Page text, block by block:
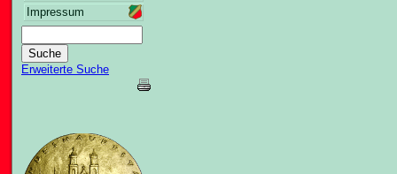
Impressum
Erweiterte Suche